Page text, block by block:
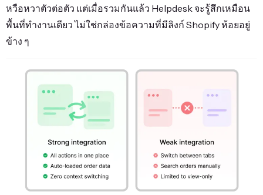
หวือหวาตัวต่อตัว แต่เมื่อรวมกันแล้ว Helpdesk จะรู้สึกเหมือน
พื้นที่ทำงานเดียว ไม่ใช่กล่องข้อความที่มีลิงก์ Shopify ห้อยอยู่
ข้าง ๆ